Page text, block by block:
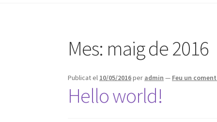
Mes: maig de 2016
Publicat el 10/05/2016per admin — Feu un
Hello world!